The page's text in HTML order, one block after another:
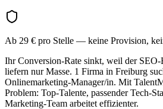
Ab 29 € pro Stelle — keine Provision,
Ihr Conversion-Rate sinkt, weil der SEO-
liefern nur Masse. 1 Firma in Freiburg
Onlinemarketing-Manager/in. Mit
Problem: Top-Talente, passender Tech-
Marketing-Team arbeitet effizienter.